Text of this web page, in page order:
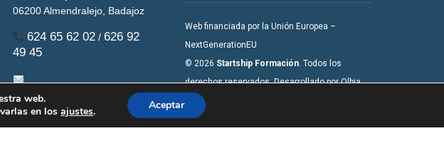
06200 Almendralejo, Badajoz
624 65 62 02/ 626 92
49 45
startshipformacion@gmail.com
Web financiada por la Unión Europea –
NextGenerationEU
© 2026 Startship Formación. Todos los
derechos reservados. Desarrollado por Olbia
System SL
web.
en losajustes. Aceptar